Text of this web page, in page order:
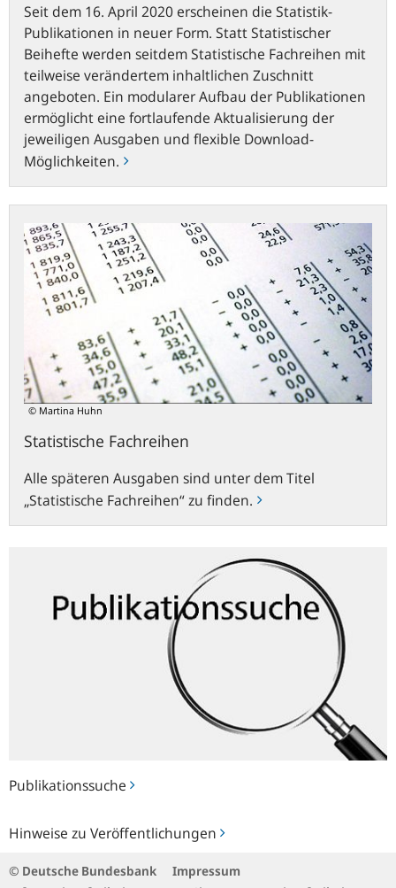
Publikationssuche
Hinweise zu Veröffentlichungen
zu
Seit dem 16. April 2020 erscheinen die Statistik-
Publikationen in neuer Form. Statt Statistischer
Beihefte werden seitdem Statistische Fachreihen mit
teilweise verändertem inhaltlichen Zuschnitt
angeboten. Ein modularer Aufbau der Publikationen
ermöglicht eine fortlaufende Aktualisierung der
jeweiligen Ausgaben und flexible Download-
Möglichkeiten.
© Martina Huhn
Statistische Fachreihen
Alle späteren Ausgaben sind unter dem Titel
„Statistische Fachreihen“ zu finden.
Fachreihen
© Deutsche Bundesbank
Impressum